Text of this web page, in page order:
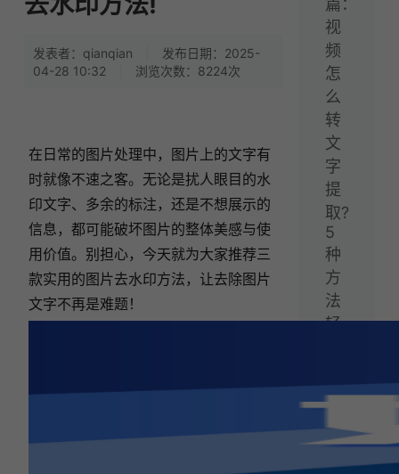
发表者：qianqian
发布日期：2025-
04-28 10:32
浏览次数：8224次
在日常的图片处理中，图片上的文字有
时就像不速之客。无论是扰人眼目的水
印文字、多余的标注，还是不想展示的
信息，都可能破坏图片的整体美感与使
用价值。别担心，今天就为大家推荐三
款实用的图片去水印方法，让去除图片
文字不再是难题！
篇：
视
频
怎
么
转
文
字
提
取?
5
种
方
法
轻
取
频
文